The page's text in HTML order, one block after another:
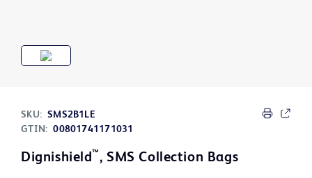
SKU: SMS2B1LE
GTIN: 00801741171031
Dignishield™ , SMS Collection Bags